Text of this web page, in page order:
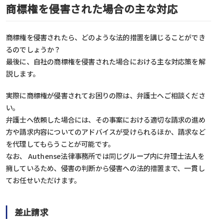
商標権を侵害された場合の主な対応
商標権を侵害されたら、どのような法的措置を講じることができ
るのでしょうか？
最後に、自社の商標権を侵害された場合における主な対応策を解
説します。
実際に商標権が侵害されてお困りの際は、弁護士へご相談くださ
い。
弁護士へ依頼した場合には、その事案における適切な請求の進め
方や請求内容についてのアドバイスが受けられるほか、請求など
を代理してもらうことが可能です。
なお、 Authense法律事務所では同じグループ内に弁理士法人を
擁しているため、侵害の判断から侵害への法的措置まで、一貫し
てお任せいただけます。
差止請求